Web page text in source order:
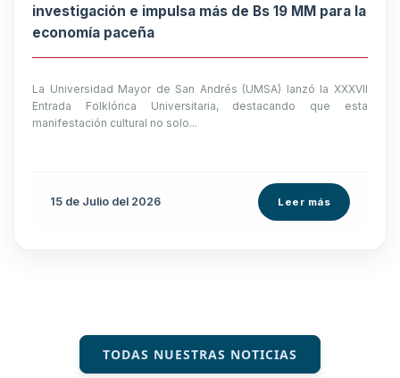
investigación e impulsa más de Bs 19 MM para la
economía paceña
La Universidad Mayor de San Andrés (UMSA) lanzó la XXXVII
Entrada Folklórica Universitaria, destacando que esta
manifestación cultural no solo...
15 de Julio del 2026 Leer más
TODAS NUESTRAS NOTICIAS